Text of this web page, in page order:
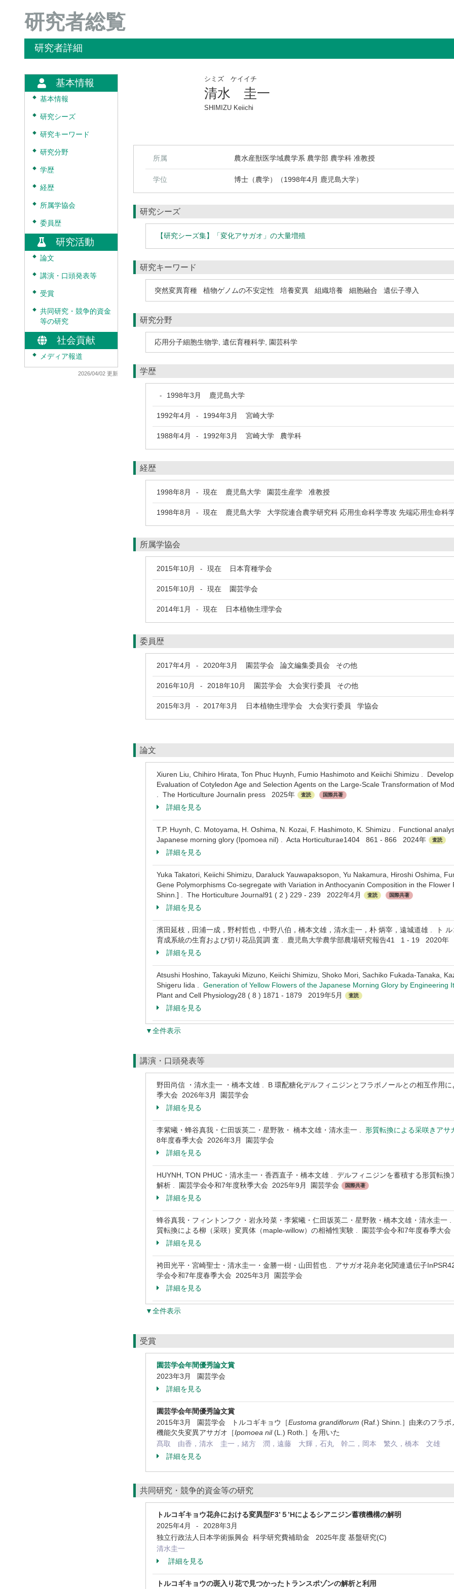
研究者総覧
研究者詳細
基本情報
◆ 基本情報
◆ 研究シーズ
◆ 研究キーワード
◆ 研究分野
◆ 学歴
◆ 経歴
◆ 所属学協会
◆ 委員歴
研究活動
◆ 論文
◆ 講演・口頭発表等
◆ 受賞
◆
共同研究・競争的資金
等の研究
社会貢献
◆ メディア報道
2026/04/02 更新
シミズ ケイイチ
清水 圭一
SHIMIZU Keiichi
所属 農水産獣医学域農学系 農学部 農学科 准教授
学位 博士（農学）（1998年4月 鹿児島大学）
研究シーズ
【研究シーズ集】「変化アサガオ」の大量増殖
研究キーワード
突然変異育種 植物ゲノムの不安定性 培養変異 組織培養 細胞融合 遺伝子導入
研究分野
応用分子細胞生物学 遺伝育種科学 園芸科学
学歴
- 1998年3月 鹿児島大学
1992年4月 - 1994年3月 宮崎大学
1988年4月 - 1992年3月 宮崎大学 農学科
経歴
1998年8月 - 現在 鹿児島大学 園芸生産学 准教授
1998年8月 - 現在 鹿児島大学 大学院連合農学研究科 応用生命科学専攻 先端応用生命科
所属学協会
2015年10月 - 現在 日本育種学会
2015年10月 - 現在 園芸学会
2014年1月 - 現在 日本植物生理学会
委員歴
2017年4月 - 2020年3月 園芸学会 論文編集委員会 その他
2016年10月 - 2018年10月 園芸学会 大会実行委員 その他
2015年3月 - 2017年3月 日本植物生理学会 大会実行委員 学協会
論文
Xiuren Liu, Chihiro Hirata, Ton Phuc Huynh, Fumio Hashimoto and Keiichi Shimizu .
Evaluation of Cotyledon Age and Selection Agents on the Large-Scale Transformation of
. The Horticulture Journalin press 2025年
査読 国際共著
詳細を見る
T.P. Huynh, C. Motoyama, H. Oshima, N. Kozai, F. Hashimoto, K. Shimizu . Functional
Japanese morning glory (Ipomoea nil) . Acta Horticulturae1404 861 - 866 2024年
査読
詳細を見る
Yuka Takatori, Keiichi Shimizu, Daraluck Yauwapaksopon, Yu Nakamura, Hiroshi Oshima,
Gene Polymorphisms Co-segregate with Variation in Anthocyanin Composition in the
Shinn.] . The Horticulture Journal91 ( 2 ) 229 - 239 2022年4月
査読 国際共著
詳細を見る
濱田延枝，田浦一成，野村哲也，中野八伯，橋本文雄，清水圭一，朴 炳宰，遠城道雄 . ト
育成系統の生育および切り花品質調 査 . 鹿児島大学農学部農場研究報告41 1 - 19 2020年
詳細を見る
Atsushi Hoshino, Takayuki Mizuno, Keiichi Shimizu, Shoko Mori, Sachiko Fukada-Tanaka,
Shigeru Iida . Generation of Yellow Flowers of the Japanese Morning Glory by Engineering
Plant and Cell Physiology28 ( 8 ) 1871 - 1879 2019年5月
査読
詳細を見る
▼全件表示
講演・口頭発表等
野田尚信 ・清水圭一 ・橋本文雄 . B 環配糖化デルフィニジンとフラボノールとの相互作用
季大会 2026年3月 園芸学会
詳細を見る
李紫曦・蜂谷真我・仁田坂英二・星野敦・ 橋本文雄・清水圭一 . 形質転換による采咲きアサ
8年度春季大会 2026年3月 園芸学会
詳細を見る
HUYNH, TON PHUC・清水圭一・香西直子・橋本文雄 . デルフィニジンを蓄積する形質転
解析 . 園芸学会令和7年度秋季大会 2025年9月 園芸学会
国際共著
詳細を見る
蜂谷真我・フィントンフク・岩永玲菜・李紫曦・仁田坂英二・星野敦・橋本文雄・清水圭
質転換による柳（采咲）変異体（maple-willow）の相補性実験 . 園芸学会令和7年度春季大
詳細を見る
袴田光平・宮崎聖士・清水圭一・金勝一樹・山田哲也 . アサガオ花弁老化関連遺伝子
学会令和7年度春季大会 2025年3月 園芸学会
詳細を見る
▼全件表示
受賞
園芸学会年間優秀論文賞
2023年3月 園芸学会
詳細を見る
園芸学会年間優秀論文賞
2015年3月 園芸学会 トルコギキョウ［Eustoma grandiflorum (Raf.) Shinn.］由来のフラボ
機能欠失変異アサガオ［Ipomoea nil(L.) Roth.］を用いた
髙取 由香，清水 圭一，緒方 潤，遠藤 大輝，石丸 幹二，岡本 繁久，橋本 文雄
詳細を見る
共同研究・競争的資金等の研究
トルコギキョウ花弁における変異型F3’５’Hによるシアニジン蓄積機構の解明
2025年4月
-
2028年3月
独立行政法人日本学術振興会 科学研究費補助金 2025年度 基盤研究(C)
清水圭一
詳細を見る
トルコギキョウの斑入り花で見つかったトランスポゾンの解析と利用